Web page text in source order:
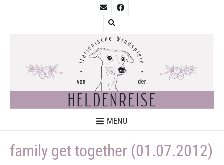
MENU
family get together (01.07.2012)